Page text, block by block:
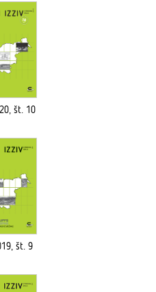
št. 10
št. 9